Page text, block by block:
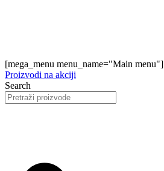
[mega_menu menu_name="Main menu"]
Proizvodi na akciji
Search